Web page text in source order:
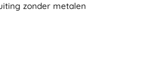
zonder metalen